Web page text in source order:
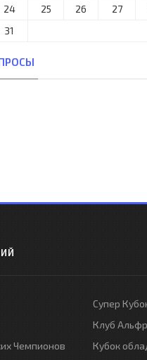
24
25 26 27
31
Чемпионов
Супер
Клуб
Кубок